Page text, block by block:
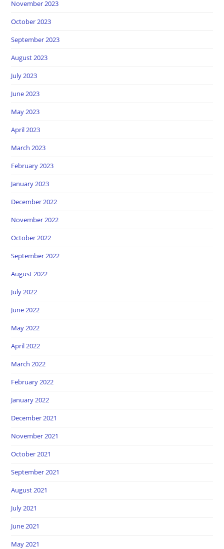
November 2023
October 2023
September 2023
August 2023
July 2023
June 2023
May 2023
April 2023
March 2023
February 2023
January 2023
December 2022
November 2022
October 2022
September 2022
August 2022
July 2022
June 2022
May 2022
April 2022
March 2022
February 2022
January 2022
December 2021
November 2021
October 2021
September 2021
August 2021
July 2021
June 2021
May 2021